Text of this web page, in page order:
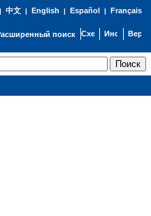
中文| English | Español | Français
поиск